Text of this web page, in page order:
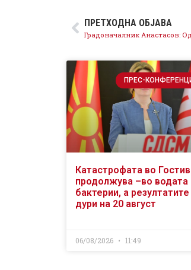
ПРЕТХОДНА ОБЈАВА
ПРЕС-
Катастрофата во
продолжува –во водата
бактерии, а резултатите
дури на 20 август
06/08/2026 11:49